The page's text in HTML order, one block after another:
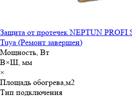
Защита от протечек NEPTUN
Tuya (Ремонт завершен)
Мощность, Вт
В×Ш, мм
×
Площадь обогрева,м2
Тип подключения